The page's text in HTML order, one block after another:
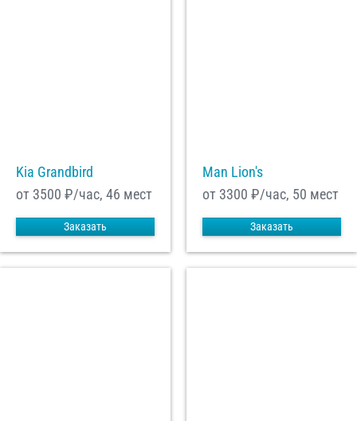
Kia Grandbird
от 3500 ₽/час, 46 мест
Заказать
Man Lion's
от 3300 ₽/час, 50 мест
Заказать